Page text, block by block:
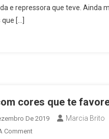
Na
e repressora que teve. Ainda
[…]
cores que te
De 2019 Marcia Brito
CommentOn